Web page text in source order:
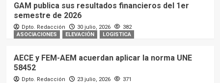
GAM publica sus resultados financieros del 1er
semestre de 2026
Dpto. Redacción 30 julio, 2026
382
ASOCIACIONES
ELEVACIÓN LOGISTICA
AECE y FEM-AEM acuerdan aplicar la norma UNE
58452
Dpto. Redacción 23 julio, 2026 371